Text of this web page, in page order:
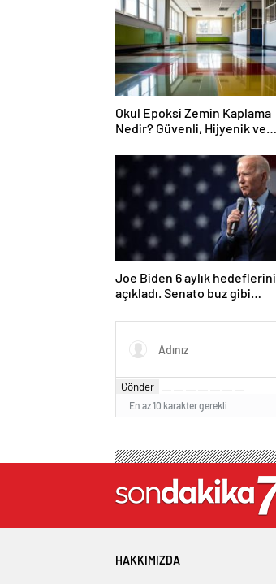
Okul Epoksi Zemin Kaplama
Nedir? Güvenli, Hijyenik ve
Joe Biden 6 aylık hedeflerini
açıkladı. Senato buz gibi…
Gönder
En az 10 karakter gerekli
HAKKIMIZDA